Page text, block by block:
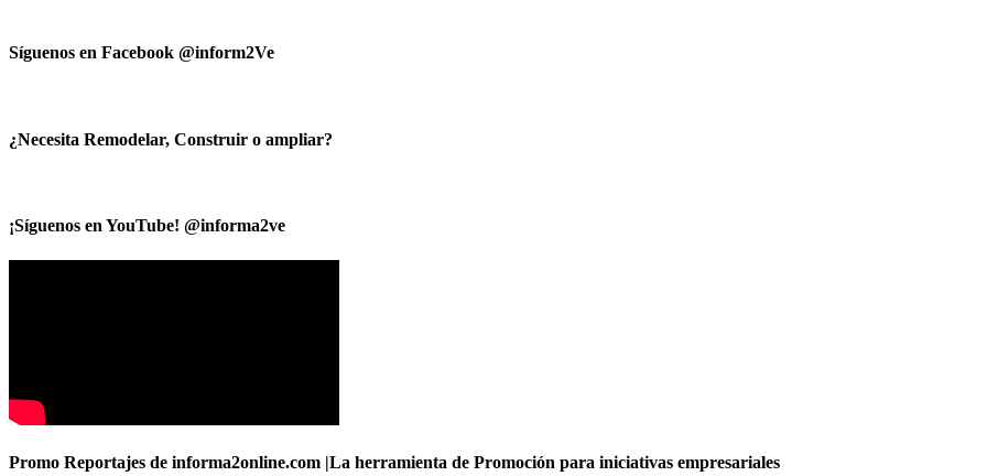
Síguenos en Facebook @inform2Ve
¿Necesita Remodelar, Construir o ampliar?
¡Síguenos en YouTube! @informa2ve
Promo Reportajes de informa2online.com |La herramienta de Promoción para iniciativas empresariales